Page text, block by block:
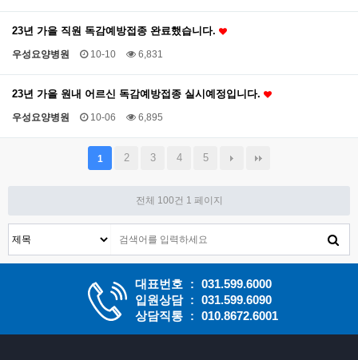
23년 가을 직원 독감예방접종 완료했습니다.
우성요양병원 10-10 6,831
23년 가을 원내 어르신 독감예방접종 실시예정입니다.
우성요양병원 10-06 6,895
1 2 3 4 5
전체 100건 1 페이지
대표번호 : 031.599.6000
입원상담 : 031.599.6090
상담직통 : 010.8672.6001